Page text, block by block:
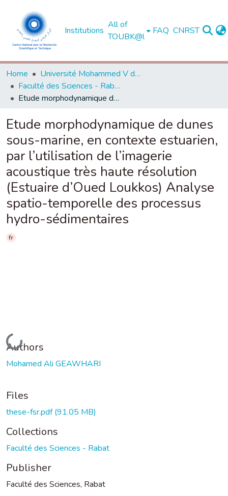
Institutions
All of
TOUBK@l
FAQ CNRST
Home
Université Mohammed V de Rabat
Faculté des Sciences - Rabat
Etude morphodynamique de dunes sous-marine, en contexte estuarien, par l’utilisation de l’imagerie acoustique très haute résolution (Estuaire d’Oued Loukkos) Analyse spatio-temporelle des processus hydro-sédimentaires
Etude morphodynamique de dunes
sous-marine, en contexte estuarien,
par l’utilisation de l’imagerie
acoustique très haute résolution
(Estuaire d’Oued Loukkos) Analyse
spatio-temporelle des processus
hydro-sédimentaires
fr
Loading...
Authors
Mohamed Ali GEAWHARI
Files
these-fsr.pdf(91.05 MB)
Collections
Faculté des Sciences - Rabat
Publisher
Faculté des Sciences, Rabat